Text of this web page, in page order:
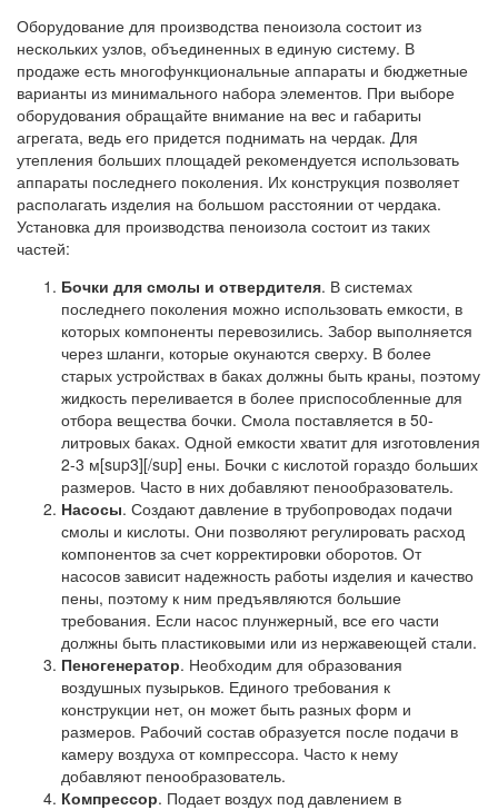
Оборудование для производства пеноизола состоит из
нескольких узлов, объединенных в единую систему. В
продаже есть многофункциональные аппараты и бюджетные
варианты из минимального набора элементов. При выборе
оборудования обращайте внимание на вес и габариты
агрегата, ведь его придется поднимать на чердак. Для
утепления больших площадей рекомендуется использовать
аппараты последнего поколения. Их конструкция позволяет
располагать изделия на большом расстоянии от чердака.
Установка для производства пеноизола состоит из таких
частей:
Бочки для смолы и отвердителя. В системах
последнего поколения можно использовать емкости, в
которых компоненты перевозились. Забор выполняется
через шланги, которые окунаются сверху. В более
старых устройствах в баках должны быть краны, поэтому
жидкость переливается в более приспособленные для
отбора вещества бочки. Смола поставляется в 50-
литровых баках. Одной емкости хватит для изготовления
2-3 м[sup3][/sup] ены. Бочки с кислотой гораздо больших
размеров. Часто в них добавляют пенообразователь.
Насосы. Создают давление в трубопроводах подачи
смолы и кислоты. Они позволяют регулировать расход
компонентов за счет корректировки оборотов. От
насосов зависит надежность работы изделия и качество
пены, поэтому к ним предъявляются большие
требования. Если насос плунжерный, все его части
должны быть пластиковыми или из нержавеющей стали.
Пеногенератор. Необходим для образования
воздушных пузырьков. Единого требования к
конструкции нет, он может быть разных форм и
размеров. Рабочий состав образуется после подачи в
камеру воздуха от компрессора. Часто к нему
добавляют пенообразователь.
Компрессор. Подает воздух под давлением в